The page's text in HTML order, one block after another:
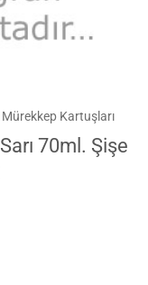
Kartuşları
70ml. Şişe